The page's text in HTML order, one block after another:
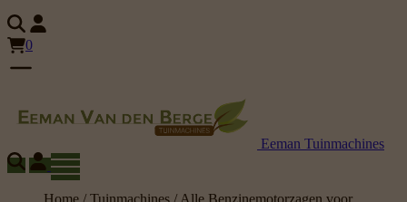
0
Eeman Tuinmachines